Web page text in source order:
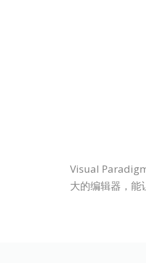
Visual
大的编辑器，能